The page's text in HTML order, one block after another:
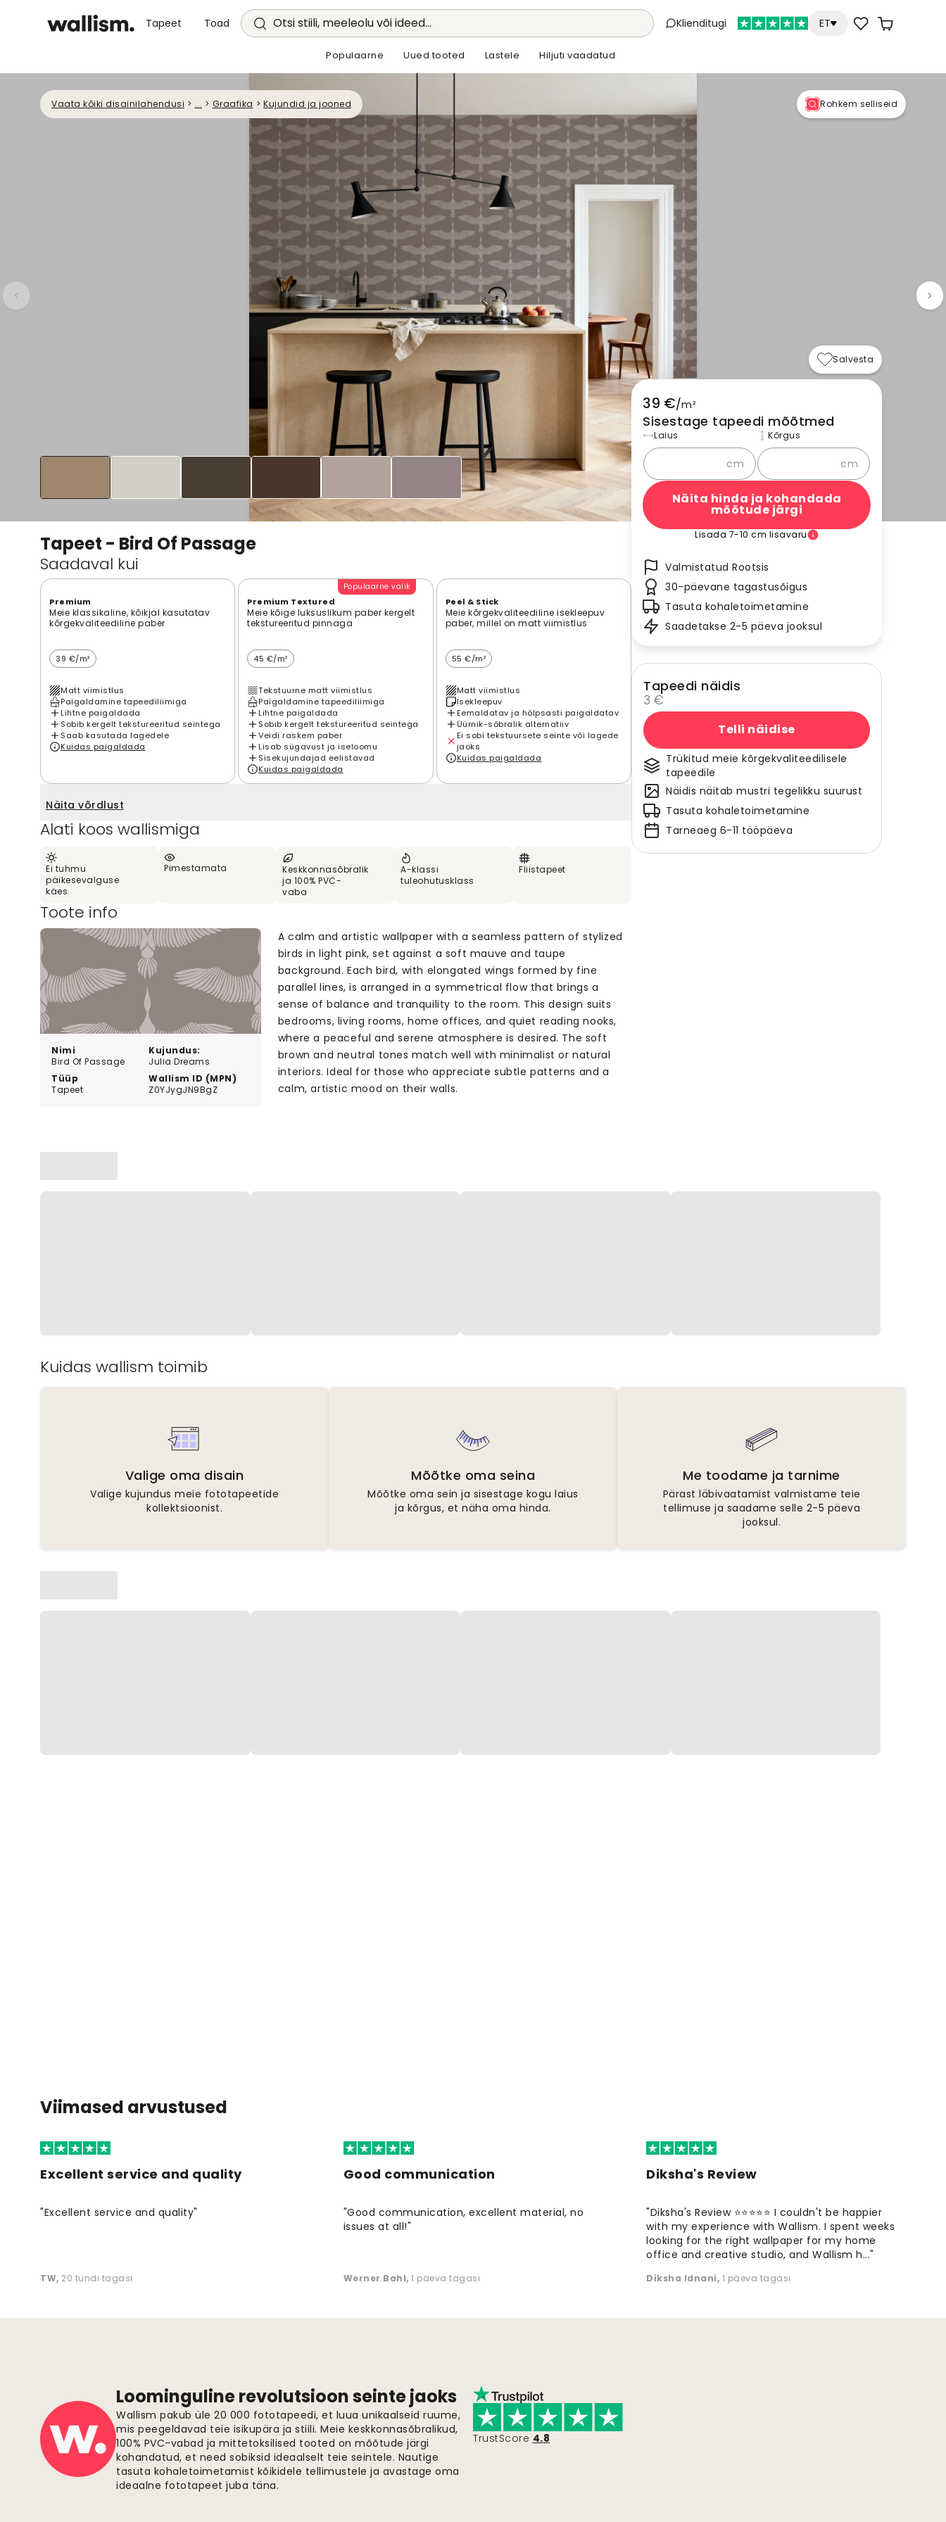
Tapeet Toad Otsi stiili, meeleolu või ideed... Klienditugi ET
Populaarne Uued tooted Lastele Hiljuti vaadatud
Vaata kõiki disainilahendusi > ... > Graafika > Kujundid ja jooned Rohkem selliseid
Tapeet - Bird Of Passage
Saadaval kui
Premium
Meie klassikaline, kõikjal kasutatav
kõrgekvaliteediline paber
39 €/m²
Matt viimistlus
Paigaldamine tapeediliimiga
Lihtne paigaldada
Sobib kergelt tekstureeritud seintega
Saab kasutada lagedele
Kuidas paigaldada
Populaarne valik
Premium Textured
Meie kõige luksuslikum paber kergelt
tekstureeritud pinnaga
45 €/m²
Tekstuurne matt viimistlus
Paigaldamine tapeediliimiga
Lihtne paigaldada
Sobib kergelt tekstureeritud seintega
Veidi raskem paber
Lisab sügavust ja iseloomu
Sisekujundajad eelistavad
Kuidas paigaldada
Peel & Stick
Meie kõrgekvaliteediline isekleepuv
paber, millel on matt viimistlus
55 €/m²
Matt viimistlus
Isekleepuv
Eemaldatav ja hõlpsasti paigaldatav
Üürnik-sõbralik alternatiiv
Ei sobi tekstuursete seinte või lagede
jaoks
Kuidas paigaldada
Näita võrdlust
Alati koos wallismiga
Ei tuhmu
päikesevalguse
käes
Pimestamata
Keskkonnasõbralik
ja 100% PVC-
vaba
A-klassi
tuleohutusklass
Fliistapeet
Toote info
Nimi
Bird Of Passage
Kujundus:
Julia Dreams
Tüüp
Tapeet
Wallism ID (MPN)
Z0YJygJN9BgZ
A calm and artistic wallpaper with a seamless pattern of stylized
birds in light pink, set against a soft mauve and taupe
background. Each bird, with elongated wings formed by fine
parallel lines, is arranged in a symmetrical flow that brings a
sense of balance and tranquility to the room. This design suits
bedrooms, living rooms, home offices, and quiet reading nooks,
where a peaceful and serene atmosphere is desired. The soft
brown and neutral tones match well with minimalist or natural
interiors. Ideal for those who appreciate subtle patterns and a
calm, artistic mood on their walls.
Salvesta
39 €/m²
Sisestage tapeedi mõõtmed
Laius
cm
Kõrgus
cm
Näita hinda ja kohandada
mõõtude järgi
Lisada 7-10 cm lisavaru
Valmistatud Rootsis
30-päevane tagastusõigus
Tasuta kohaletoimetamine
Saadetakse 2-5 päeva jooksul
Tapeedi näidis
3 €
Telli näidise
Trükitud meie kõrgekvaliteedilisele
tapeedile
Näidis näitab mustri tegelikku suurust
Tasuta kohaletoimetamine
Tarneaeg 6-11 tööpäeva
Kuidas wallism toimib
Valige oma disain
Valige kujundus meie fototapeetide
kollektsioonist.
Mõõtke oma seina
Mõõtke oma sein ja sisestage kogu laius
ja kõrgus, et näha oma hinda.
Me toodame ja tarnime
Pärast läbivaatamist valmistame teie
tellimuse ja saadame selle 2-5 päeva
jooksul.
Viimased arvustused
Excellent service and quality
"Excellent service and quality"
TW, 20 tundi tagasi
Good communication
"Good communication, excellent material, no
issues at all!"
Werner Bahl, 1 päeva tagasi
Diksha's Review
"Diksha's Review ⭐⭐⭐⭐⭐ I couldn't be happier
with my experience with Wallism. I spent weeks
looking for the right wallpaper for my home
office and creative studio, and Wallism h..."
Diksha Idnani, 1 päeva tagasi
Loominguline revolutsioon seinte jaoks
Wallism pakub üle 20 000 fototapeedi, et luua unikaalseid ruume,
mis peegeldavad teie isikupära ja stiili. Meie keskkonnasõbralikud,
100% PVC-vabad ja mittetoksilised tooted on mõõtude järgi
kohandatud, et need sobiksid ideaalselt teie seintele. Nautige
tasuta kohaletoimetamist kõikidele tellimustele ja avastage oma
ideaalne fototapeet juba täna.
TrustScore 4.8